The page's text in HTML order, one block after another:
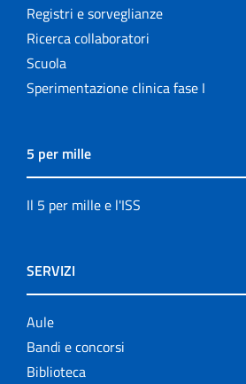
Registri e sorveglianze
Ricerca collaboratori
Scuola
Sperimentazione clinica fase I
5 per mille
Il 5 per mille e l'ISS
SERVIZI
Aule
Bandi e concorsi
Biblioteca